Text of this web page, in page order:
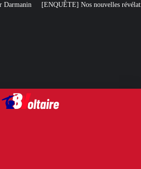
révélations sur le meurtre de Quentin